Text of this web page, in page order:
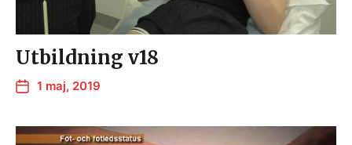
Utbildning v18
1 maj, 2019